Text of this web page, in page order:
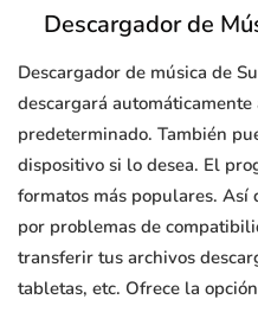
Descargador de
Descargador de música de
descargará
predeterminado. También
dispositivo si lo desea. El
formatos más populares. Así
por problemas de
transferir tus archivos
tabletas, etc. Ofrece la